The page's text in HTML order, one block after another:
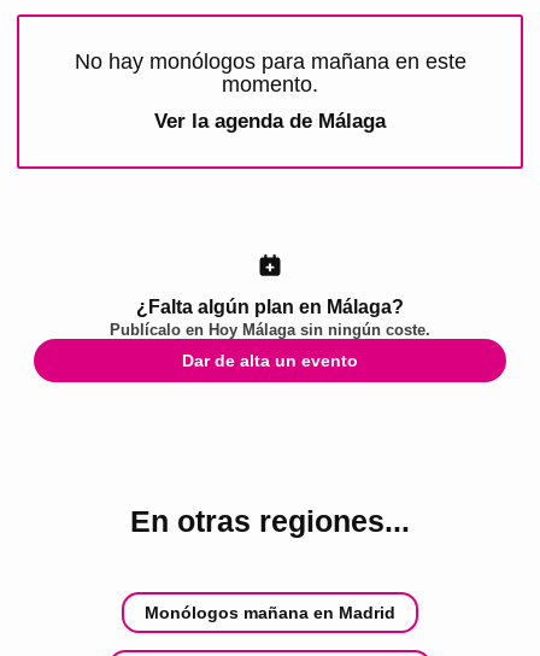
No hay monólogos para mañana en este
momento.
Ver la agenda de Málaga
¿Falta algún plan en Málaga?
Publícalo en Hoy Málagasin ningún coste.
Dar de alta un evento
En otras regiones...
Monólogos mañana en Madrid